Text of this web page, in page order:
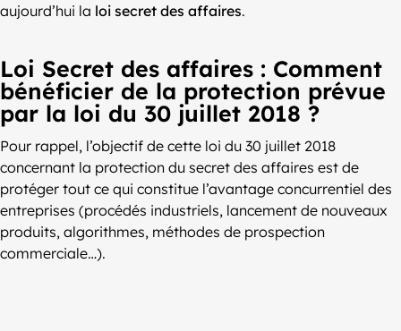
aujourd’hui la loi secret des affaires.
Loi Secret des affaires : Comment
bénéficier de la protection prévue
par la loi du 30 juillet 2018 ?
Pour rappel, l’objectif de cette loi du 30 juillet 2018
concernant la protection du secret des affaires est de
protéger tout ce qui constitue l’avantage concurrentiel des
entreprises (procédés industriels, lancement de nouveaux
produits, algorithmes, méthodes de prospection
commerciale…).